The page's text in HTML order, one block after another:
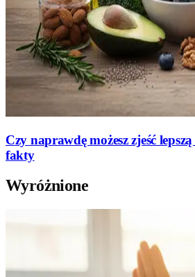
Czy naprawdę możesz zjeść
fakty
Wyróżnione